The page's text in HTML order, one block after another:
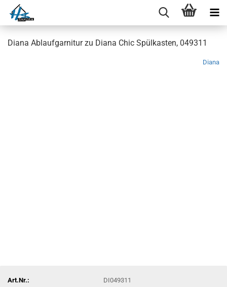
Diana Ablaufgarnitur zu Diana Chic Spülkasten, 049311
Diana
Art.Nr.:
DI049311